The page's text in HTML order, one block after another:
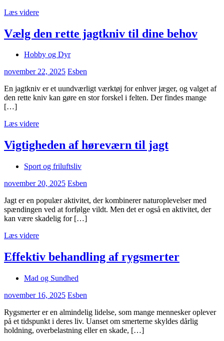
Læs videre
Vælg den rette jagtkniv til dine behov
Hobby og Dyr
november 22, 2025 Esben
En jagtkniv er et uundværligt værktøj for enhver jæger, og valget af
den rette kniv kan gøre en stor forskel i felten. Der findes mange
[…]
Læs videre
Vigtigheden af høreværn til jagt
Sport og friluftsliv
november 20, 2025 Esben
Jagt er en populær aktivitet, der kombinerer naturoplevelser med
spændingen ved at forfølge vildt. Men det er også en aktivitet, der
kan være skadelig for […]
Læs videre
Effektiv behandling af rygsmerter
Mad og Sundhed
november 16, 2025 Esben
Rygsmerter er en almindelig lidelse, som mange mennesker oplever
på et tidspunkt i deres liv. Uanset om smerterne skyldes dårlig
holdning, overbelastning eller en skade, […]